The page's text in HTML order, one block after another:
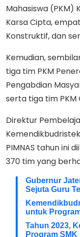
Mahasiswa (PKM)
Karsa Cipta,
Konstruktif, dan
Kemudian,
tiga tim PKM
Pengabdian
serta tiga tim PKM
Direktur
PIMNAS tahun ini
370 tim yang
Gubernur
Sejuta Guru
untuk
Tahun 2023,
Program SMK